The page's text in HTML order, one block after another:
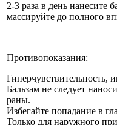
2-3 раза в день нанесите
массируйте до полного
Противопоказания:
Гиперчувствительность,
Бальзам не следует
раны.
Избегайте попадание в
Только для наружного